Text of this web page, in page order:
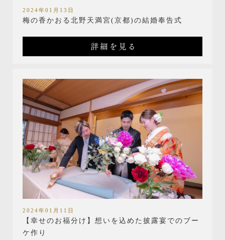
2024年01月13日
梅の香かおる北野天満宮(京都)の結婚奉告式
2024年01月11日
【幸せのお福分け】想いを込めた披露宴でのブー
ケ作り